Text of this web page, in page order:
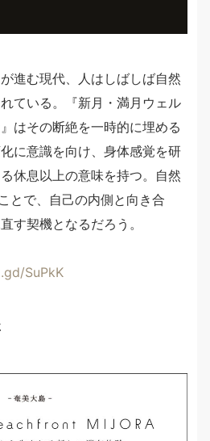
進む現代、人はしばしば自然
ている。『新月・満月ウェル
はその断絶を一時的に埋める
に意識を向け、身体感覚を研
休息以上の意味を持つ。自然
とで、自己の内側と向き合
す契機となるだろう。
SuPkK